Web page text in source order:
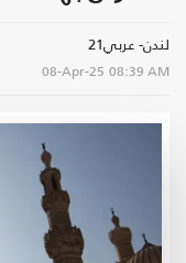
لندن- عربي21
08-Apr-25 08:39 AM